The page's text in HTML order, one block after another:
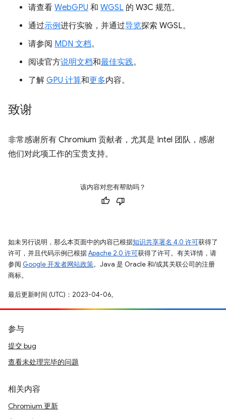
请查看 WebGPU 和 WGSL 的 W3C 规范。
通过示例进行实验，并通过导览探索 WGSL。
请参阅 MDN 文档。
阅读官方说明文档和最佳实践。
了解 GPU 计算和更多内容。
致谢
非常感谢所有 Chromium 贡献者，尤其是 Intel 团队，感谢
他们对此项工作的宝贵支持。
该内容对您有帮助吗？
如未另行说明，那么本页面中的内容已根据知识共享署名 4.0 许可获得了
许可，并且代码示例已根据Apache 2.0 许可获得了许可。有关详情，请
参阅 Google 开发者网站政策。Java 是 Oracle 和/或其关联公司的注册
商标。
最后更新时间 (UTC)：2023-04-06。
参与
提交 bug
查看未处理完毕的问题
相关内容
Chromium 更新